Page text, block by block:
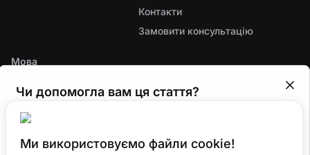
Чи допомогла вам ця стаття?
Ми постійно вдосконалюємо систему для
рестораторів і будемо вдячні за ваш фідбек.
😢Погано 😐Нормально 🤗Відмінно
Контакти
Замовити консультацію
Мова
Ми використовуємо файли cookie!